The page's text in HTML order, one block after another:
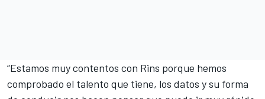
“Estamos muy contentos con Rins porque hemos
comprobado el talento que tiene, los datos y su forma